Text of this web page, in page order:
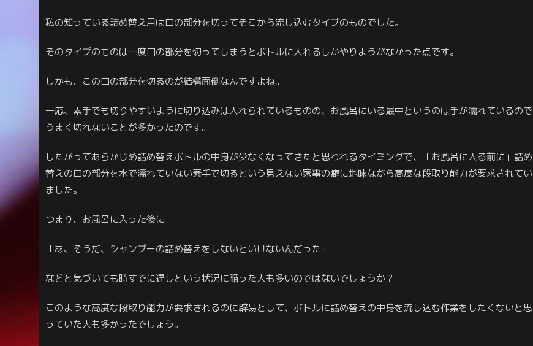
私の知っている詰め替え用は口の部分を切ってそこから流し込むタイプのものでした。
そのタイプのものは一度口の部分を切ってしまうとボトルに入れるしかやりようがなかった点です。
しかも、この口の部分を切るのが結構面倒なんですよね。
一応、素手でも切りやすいように切り込みは入れられているものの、お風呂にいる最中というのは手が濡れているので
うまく切れないことが多かったのです。
したがってあらかじめ詰め替えボトルの中身が少なくなってきたと思われるタイミングで、「お風呂に入る前に」詰め
替えの口の部分を水で濡れていない素手で切るという見えない家事の癖に地味ながら高度な段取り能力が要求されてい
ました。
つまり、お風呂に入った後に
「あ、そうだ、シャンプーの詰め替えをしないといけないんだった」
などと気づいても時すでに遅しという状況に陥った人も多いのではないでしょうか？
このような高度な段取り能力が要求されるのに辟易として、ボトルに詰め替えの中身を流し込む作業をしたくないと思
っていた人も多かったでしょう。